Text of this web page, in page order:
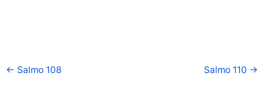
← Salmo 108 Salmo 110 →